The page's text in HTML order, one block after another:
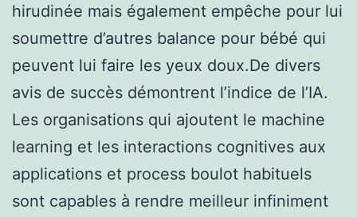
hirudinée mais également empêche pour lui
soumettre d’autres balance pour bébé qui
peuvent lui faire les yeux doux.De divers
avis de succès démontrent l’indice de l’IA.
Les organisations qui ajoutent le machine
learning et les interactions cognitives aux
applications et process boulot habituels
sont capables à rendre meilleur infiniment